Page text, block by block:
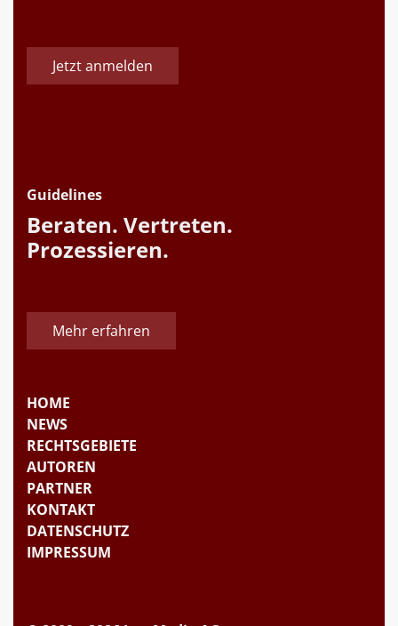
Jetzt anmelden
Guidelines
Beraten. Vertreten.
Prozessieren.
Mehr erfahren
HOME
NEWS
RECHTSGEBIETE
AUTOREN
PARTNER
KONTAKT
DATENSCHUTZ
IMPRESSUM